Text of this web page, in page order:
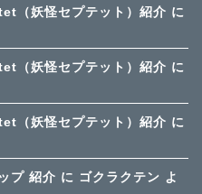
（妖怪セプテット）紹介 に
（妖怪セプテット）紹介 に
（妖怪セプテット）紹介 に
プ 紹介 に ゴクラクテン よ